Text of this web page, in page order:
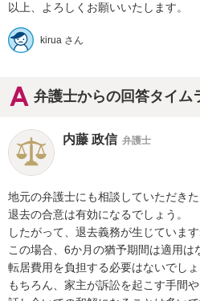
以上、よろしくお願いいたします。
kirua さん
弁護士からの回答タイム
内藤 政信 弁護士
地元の弁護士にも相談していただきた
退去の合意は有効になるでしょう。
したがって、退去義務が生じています
この場合、6か月の猶予期間は適用は
転居費用を負担する必要はないでしょ
もちろん、家主が訴訟を起こす手間や